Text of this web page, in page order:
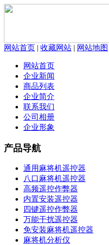
网站首页 | 收藏网站 | 网站地图
网站首页
企业新闻
商品列表
企业简介
联系我们
公司相册
企业形象
产品导航
通用麻将机遥控器
八口麻将机遥控器
高频遥控作弊器
内置安装遥控器
四键遥控作弊器
万能干扰遥控器
免安装麻将机遥控器
麻将机分析仪